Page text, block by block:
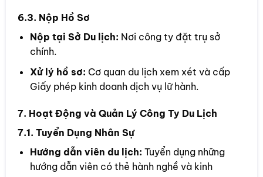
6.3. Nộp Hồ Sơ
Nộp tại Sở Du lịch: Nơi công ty đặt trụ sở
chính.
Xử lý hồ sơ: Cơ quan du lịch xem xét và cấp
Giấy phép kinh doanh dịch vụ lữ hành.
7. Hoạt Động và Quản Lý Công Ty Du Lịch
7.1. Tuyển Dụng Nhân Sự
Hướng dẫn viên du lịch: Tuyển dụng những
hướng dẫn viên có thẻ hành nghề và kinh